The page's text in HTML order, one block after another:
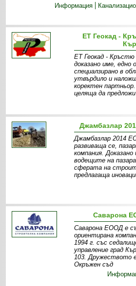
Информация
ЕТ Геокад -
ЕТ Геокад - Кръстю
доказано име,
специалзирано в
утвърдило и
коректен
целяща да
Джамбазлар
Джамбазлар 2014
развиваща се,
компания.
водещите на
сферата на
предлагаща
Саварона
Саварона ЕООД е
ориентирана
1994 г. със
управление град
103. Дружеството
Окръжен съд